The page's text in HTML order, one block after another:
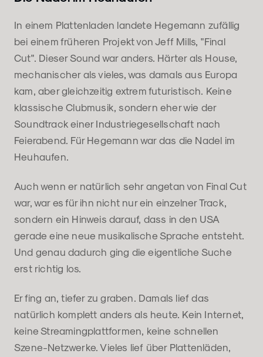
In einem Plattenladen landete Hegemann zufällig
bei einem früheren Projekt von Jeff Mills, "Final
Cut". Dieser Sound war anders. Härter als House,
mechanischer als vieles, was damals aus Europa
kam, aber gleichzeitig extrem futuristisch. Keine
klassische Clubmusik, sondern eher wie der
Soundtrack einer Industriegesellschaft nach
Feierabend. Für Hegemann war das die Nadel im
Heuhaufen.
Auch wenn er natürlich sehr angetan von Final Cut
war, war es für ihn nicht nur ein einzelner Track,
sondern ein Hinweis darauf, dass in den USA
gerade eine neue musikalische Sprache entsteht.
Und genau dadurch ging die eigentliche Suche
erst richtig los.
Er fing an, tiefer zu graben. Damals lief das
natürlich komplett anders als heute. Kein Internet,
keine Streamingplattformen, keine schnellen
Szene-Netzwerke. Vieles lief über Plattenläden,